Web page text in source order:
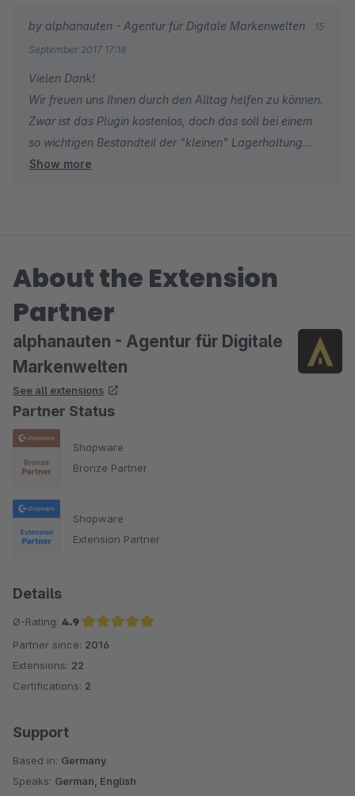
by alphanauten - Agentur für Digitale Markenwelten
15
September 2017 17:18
Vielen Dank!
Wir freuen uns Ihnen durch den Alltag helfen zu können.
Zwar ist das Plugin kostenlos, doch das soll bei einem
so wichtigen Bestandteil der "kleinen" Lagerhaltung
keine Rolle für den Support spielen.
Show more
About the Extension
Partner
alphanauten - Agentur für Digitale
Markenwelten
See all extensions
Partner Status
Shopware
Bronze Partner
Shopware
Extension Partner
Details
Ø-Rating: 4.9
Average rating of 4.9 out of 5 stars
Partner since: 2016
Extensions: 22
Certifications: 2
Support
Based in: Germany
Speaks: German, English